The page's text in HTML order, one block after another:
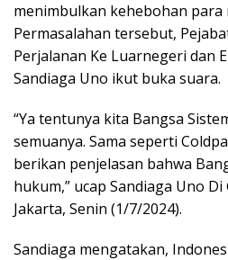
menimbulkan kehebohan para
Permasalahan tersebut,
Perjalanan Ke Luarnegeri dan
Sandiaga Uno ikut buka suara.
“Ya tentunya kita Bangsa
semuanya. Sama seperti
berikan penjelasan bahwa
hukum,” ucap Sandiaga Uno
Jakarta, Senin (1/7/2024).
Sandiaga mengatakan,